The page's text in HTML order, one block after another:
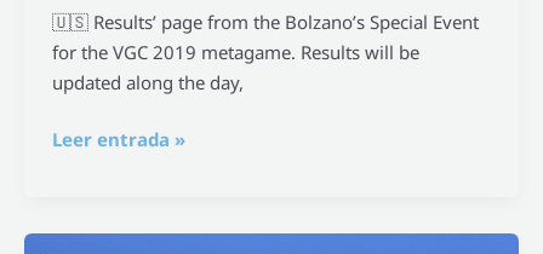
🇺🇸 Results’ page from the Bolzano’s Special Event
for the VGC 2019 metagame. Results will be
updated along the day,
Leer entrada »